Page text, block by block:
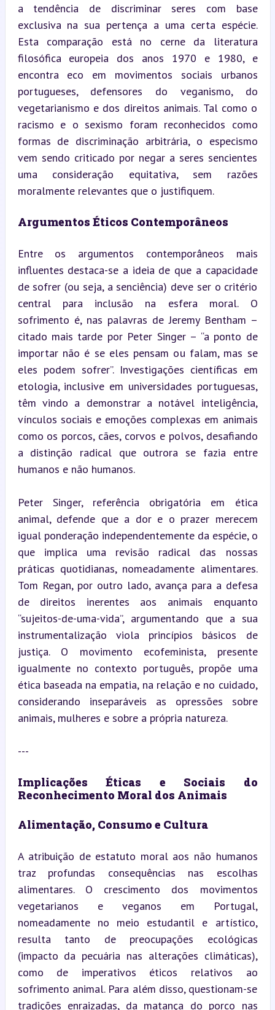
a tendência de discriminar seres com base
exclusiva na sua pertença a uma certa espécie.
Esta comparação está no cerne da literatura
filosófica europeia dos anos 1970 e 1980, e
encontra eco em movimentos sociais urbanos
portugueses, defensores do veganismo, do
vegetarianismo e dos direitos animais. Tal como o
racismo e o sexismo foram reconhecidos como
formas de discriminação arbitrária, o especismo
vem sendo criticado por negar a seres sencientes
uma consideração equitativa, sem razões
moralmente relevantes que o justifiquem.
Argumentos Éticos Contemporâneos
Entre os argumentos contemporâneos mais
influentes destaca-se a ideia de que a capacidade
de sofrer (ou seja, a senciência) deve ser o critério
central para inclusão na esfera moral. O
sofrimento é, nas palavras de Jeremy Bentham –
citado mais tarde por Peter Singer – “a ponto de
importar não é se eles pensam ou falam, mas se
eles podem sofrer”. Investigações científicas em
etologia, inclusive em universidades portuguesas,
têm vindo a demonstrar a notável inteligência,
vínculos sociais e emoções complexas em animais
como os porcos, cães, corvos e polvos, desafiando
a distinção radical que outrora se fazia entre
humanos e não humanos.
Peter Singer, referência obrigatória em ética
animal, defende que a dor e o prazer merecem
igual ponderação independentemente da espécie, o
que implica uma revisão radical das nossas
práticas quotidianas, nomeadamente alimentares.
Tom Regan, por outro lado, avança para a defesa
de direitos inerentes aos animais enquanto
“sujeitos-de-uma-vida”, argumentando que a sua
instrumentalização viola princípios básicos de
justiça. O movimento ecofeminista, presente
igualmente no contexto português, propõe uma
ética baseada na empatia, na relação e no cuidado,
considerando inseparáveis as opressões sobre
animais, mulheres e sobre a própria natureza.
---
Implicações Éticas e Sociais do
Reconhecimento Moral dos Animais
Alimentação, Consumo e Cultura
A atribuição de estatuto moral aos não humanos
traz profundas consequências nas escolhas
alimentares. O crescimento dos movimentos
vegetarianos e veganos em Portugal,
nomeadamente no meio estudantil e artístico,
resulta tanto de preocupações ecológicas
(impacto da pecuária nas alterações climáticas),
como de imperativos éticos relativos ao
sofrimento animal. Para além disso, questionam-se
tradições enraizadas, da matança do porco nas